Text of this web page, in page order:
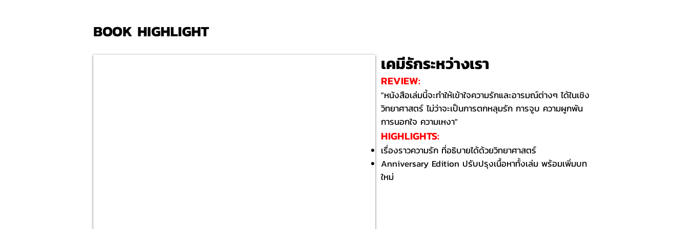
BOOK HIGHLIGHT
เคมีรักระหว่างเรา
REVIEW:
"หนังสือเล่มนี้จะทำให้เข้าใจความรักและอารมณ์ต่างๆ ได้ในเชิง
วิทยาศาสตร์ ไม่ว่าจะเป็นการตกหลุมรัก การจูบ ความผูกพัน
การนอกใจ ความเหงา"
HIGHLIGHTS:​
เรื่องราวความรัก ที่อธิบายได้ด้วยวิทยาศาสตร์
Anniversary Edition ปรับปรุงเนื้อหาทั้งเล่ม พร้อมเพิ่มบท
ใหม่